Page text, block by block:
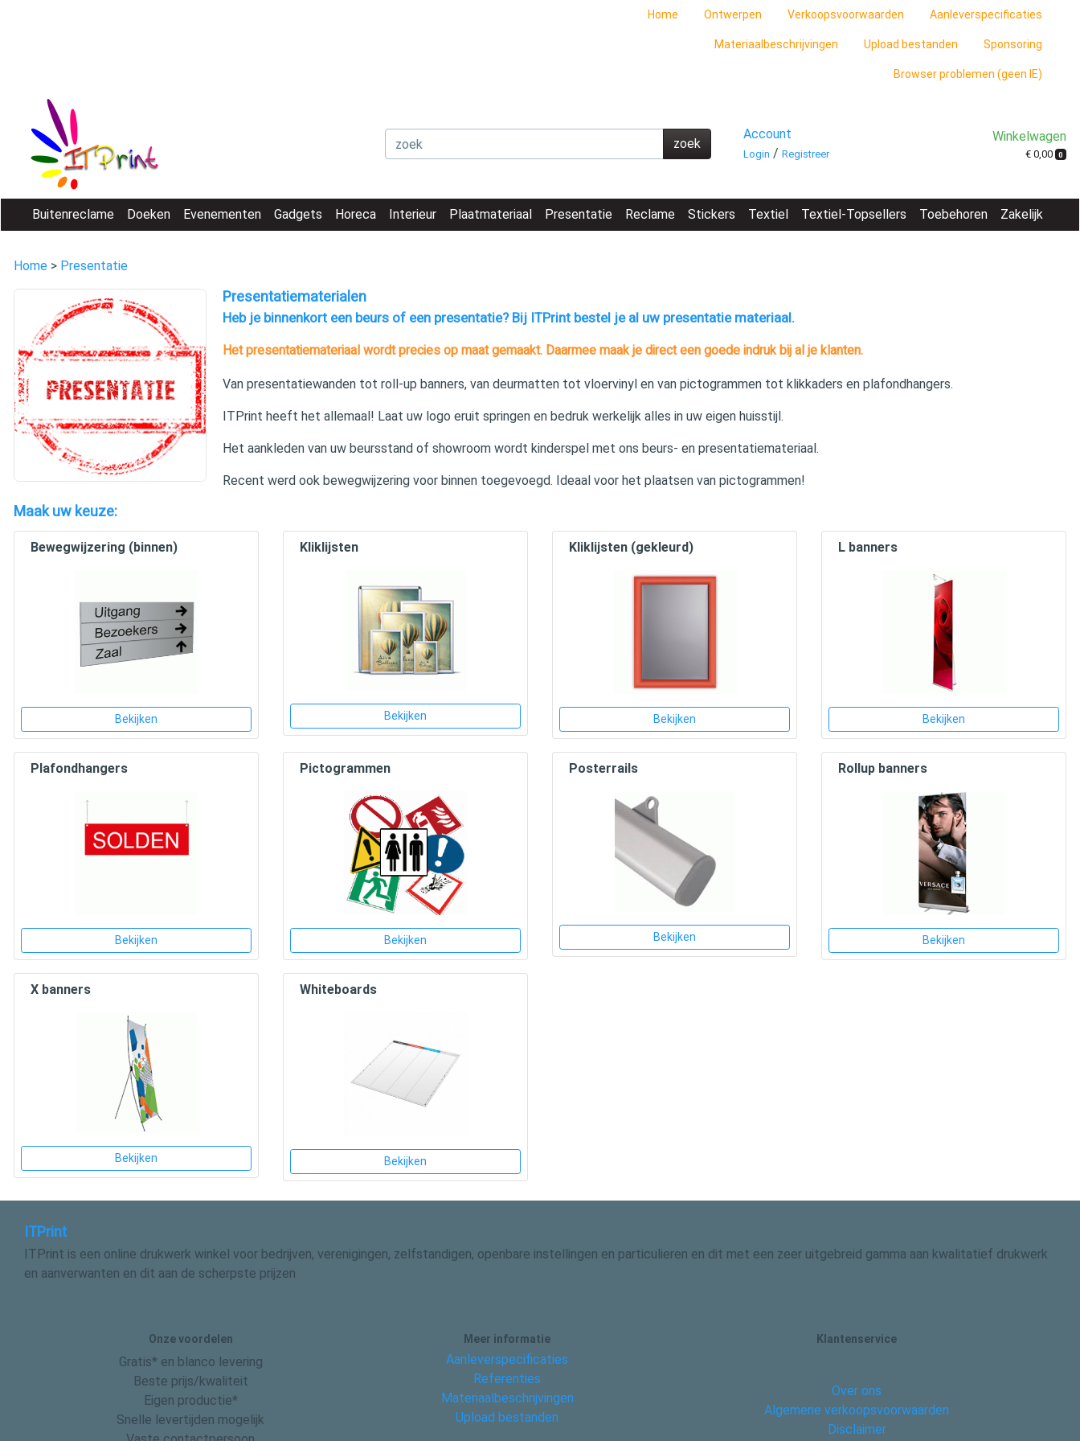
Home Ontwerpen Verkoopsvoorwaarden Aanleverspecificaties
Materiaalbeschrijvingen Upload bestanden Sponsoring
Browser problemen (geen IE)
zoek
Account
Login /Registreer
Winkelwagen
€ 0,00 0
Buitenreclame Doeken Evenementen Gadgets Horeca Interieur Plaatmateriaal Presentatie Reclame Stickers Textiel Textiel-Topsellers Toebehoren Zakelijk
Home > Presentatie
Presentatiematerialen
Heb je binnenkort een beurs of een presentatie? Bij ITPrint bestel je al uw presentatie materiaal.
Het presentatiemateriaal wordt precies op maat gemaakt. Daarmee maak je direct een goede indruk bij al je klanten.
Van presentatiewanden tot roll-up banners, van deurmatten tot vloervinyl en van pictogrammen tot klikkaders en plafondhangers.
ITPrint heeft het allemaal! Laat uw logo eruit springen en bedruk werkelijk alles in uw eigen huisstijl.
Het aankleden van uw beursstand of showroom wordt kinderspel met ons beurs- en presentatiemateriaal.
Recent werd ook bewegwijzering voor binnen toegevoegd. Ideaal voor het plaatsen van pictogrammen!
Maak uw keuze:
Bewegwijzering (binnen)
Bekijken
Kliklijsten
Bekijken
Kliklijsten (gekleurd)
Bekijken
L banners
Bekijken
Plafondhangers
Bekijken
Pictogrammen
Bekijken
Posterrails
Bekijken
Rollup banners
Bekijken
X banners
Bekijken
Whiteboards
Bekijken
ITPrint
ITPrint is een online drukwerk winkel voor bedrijven, verenigingen, zelfstandigen, openbare instellingen en particulieren en dit met een zeer uitgebreid gamma aan kwalitatief drukwerk
en aanverwanten en dit aan de scherpste prijzen
Onze voordelen Meer informatie Klantenservice
Gratis* en blanco levering
Beste prijs/kwaliteit
Eigen productie*
Snelle levertijden mogelijk
Aanleverspecificaties
Referenties
Materiaalbeschrijvingen
Upload bestanden
Over ons
Algemene verkoopsvoorwaarden
Disclaimer